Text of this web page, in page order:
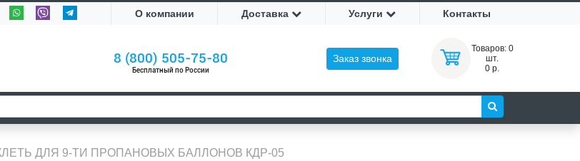
О компании Доставка Услуги Контакты
8 (800) 505-75-80
Бесплатный по России
Заказ звонка
Товаров: 0
шт.
0 р.
ДЛЯ 9-ТИ ПРОПАНОВЫХ БАЛЛОНОВ КДР-05